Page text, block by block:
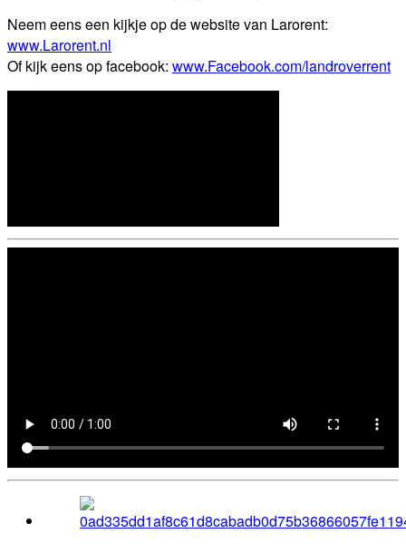
Neem eens een kijkje op de website van Larorent:
www.Larorent.nl
Of kijk eens op facebook: www.Facebook.com/landroverrent